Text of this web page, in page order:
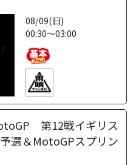
08/09(日)
00:30～03:00
第12戦イギリス
選＆MotoGPスプリン